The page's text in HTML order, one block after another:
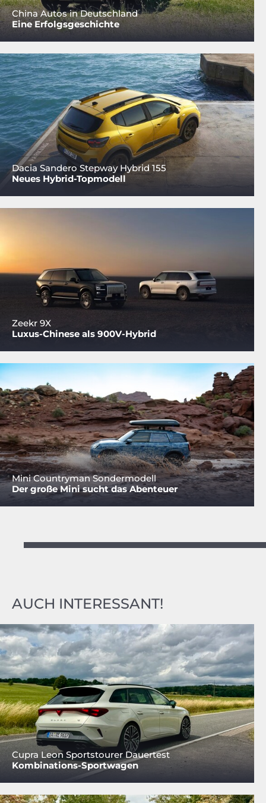
China Autos in Deutschland
Eine Erfolgsgeschichte
Dacia Sandero Stepway Hybrid 155
Neues Hybrid-Topmodell
Zeekr 9X
Luxus-Chinese als 900V-Hybrid
Mini Countryman Sondermodell
Der große Mini sucht das Abenteuer
AUCH INTERESSANT!
Cupra Leon Sportstourer Dauertest
Kombinations-Sportwagen